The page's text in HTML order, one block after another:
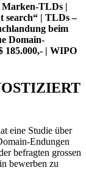
Marken-TLDs |
search“ | TLDs –
beim
Domain-
185.000,- | WIPO
eine Studie über
Endungen
befragten grossen
bewerben zu